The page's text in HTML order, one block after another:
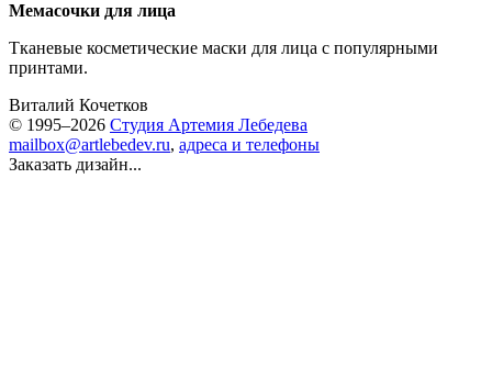
Мемасочки для лица
Тканевые косметические маски для лица с популярными
принтами.
Виталий Кочетков
© 1995–2026 Студия Артемия Лебедева
mailbox@artlebedev.ru, адреса и телефоны
Заказать дизайн...